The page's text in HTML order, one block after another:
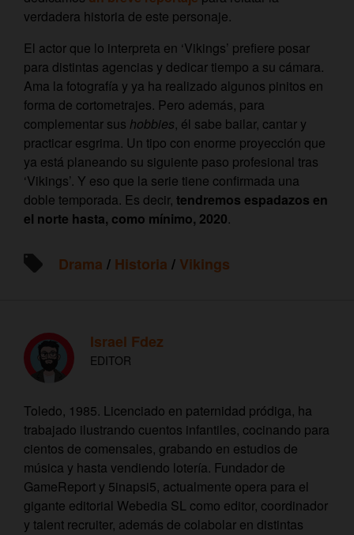
verdadera historia de este personaje.
El actor que lo interpreta en ‘Vikings’ prefiere posar
para distintas agencias y dedicar tiempo a su cámara.
Ama la fotografía y ya ha realizado algunos pinitos en
forma de cortometrajes. Pero además, para
complementar sus hobbies, él sabe bailar, cantar y
practicar esgrima. Un tipo con enorme proyección que
ya está planeando su siguiente paso profesional tras
‘Vikings’. Y eso que la serie tiene confirmada una
doble temporada. Es decir, tendremos espadazos en
el norte hasta, como mínimo, 2020.
Drama / Historia / Vikings
Israel Fdez
EDITOR
Toledo, 1985. Licenciado en paternidad pródiga, ha
trabajado ilustrando cuentos infantiles, cocinando para
cientos de comensales, grabando en estudios de
música y hasta vendiendo lotería. Fundador de
GameReport y 5inapsi5, actualmente opera para el
gigante editorial Webedia SL como editor, coordinador
y talent recruiter, además de colabolar en distintas